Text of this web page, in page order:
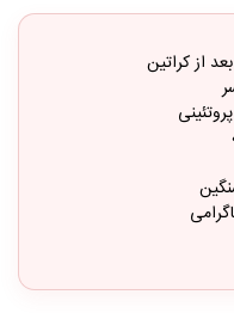
از کراتین